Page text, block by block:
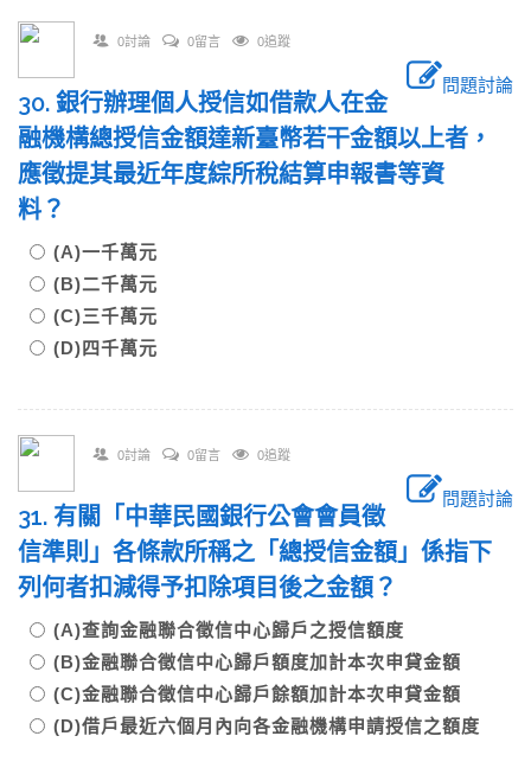
0討論 0留言 0追蹤
問題討論
30. 銀行辦理個人授信如借款人在金
融機構總授信金額達新臺幣若干金額以上者，
應徵提其最近年度綜所稅結算申報書等資
料？
(A)一千萬元
(B)二千萬元
(C)三千萬元
(D)四千萬元
0討論 0留言 0追蹤
問題討論
31. 有關「中華民國銀行公會會員徵
信準則」各條款所稱之「總授信金額」係指下
列何者扣減得予扣除項目後之金額？
(A)查詢金融聯合徵信中心歸戶之授信額度
(B)金融聯合徵信中心歸戶額度加計本次申貸金額
(C)金融聯合徵信中心歸戶餘額加計本次申貸金額
(D)借戶最近六個月內向各金融機構申請授信之額度